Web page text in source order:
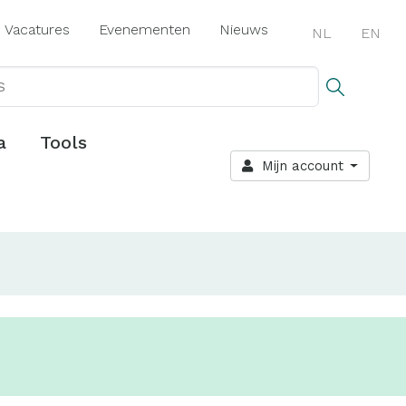
Vacatures Evenementen Nieuws NL EN
Tools
Mijn account